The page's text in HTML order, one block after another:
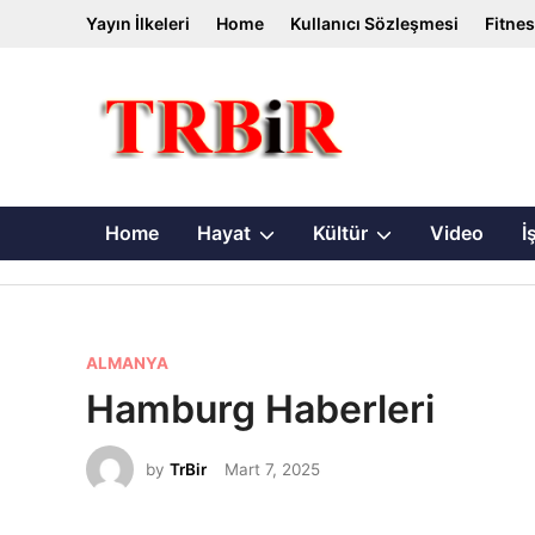
Yayın İlkeleri Home Kullanıcı Sözleşmesi
Home Hayat Show
sub
Kültür Show
sub
Video
P
o
s
t
e
ALMANYA
Hamburg Haberleri
by TrBir Mart 7, 2025